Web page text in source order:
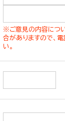
※ご意見の内容につ
合がありますので、
い。